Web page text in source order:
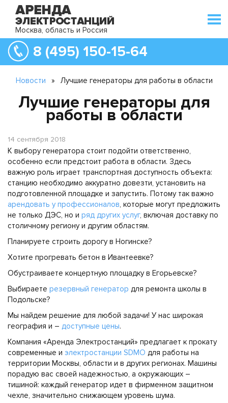
Москва, область и Россия
8 (495) 150-15-64
Новости » Лучшие генераторы для работы в области
Лучшие генераторы для
работы в области
14 сентября 2018
К выбору генератора стоит подойти ответственно,
особенно если предстоит работа в области. Здесь
важную роль играет транспортная доступность объекта:
станцию необходимо аккуратно довезти, установить на
подготовленной площадке и запустить. Потому так важно
арендовать у профессионалов, которые могут предложить
не только ДЭС, но и ряд других услуг, включая доставку по
столичному региону и другим областям.
Планируете строить дорогу в Ногинске?
Хотите прогревать бетон в Ивантеевке?
Обустраиваете концертную площадку в Егорьевске?
Выбираете резервный генератор для ремонта школы в
Подольске?
Мы найдем решение для любой задачи! У нас широкая
география и – доступные цены.
Компания «Аренда Электростанций» предлагает к прокату
современные и электростанции SDMO для работы на
территории Москвы, области и в других регионах. Машины
порадую вас своей надежностью, а окружающих –
тишиной: каждый генератор идет в фирменном защитном
чехле, значительно снижающем уровень шума.